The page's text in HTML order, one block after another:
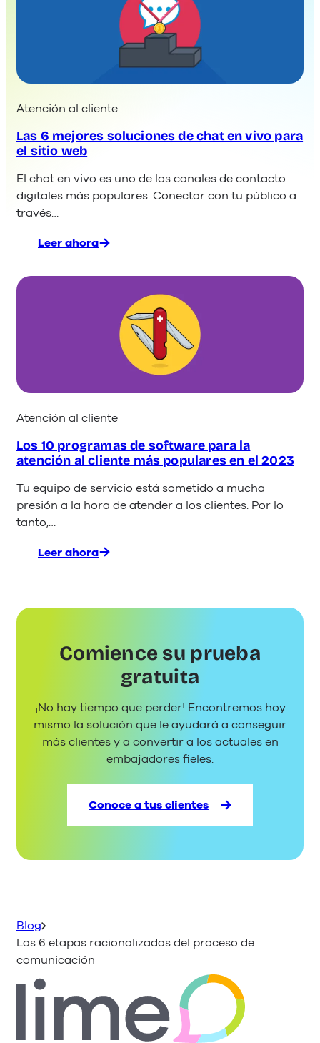
Atención al cliente
Las 6 mejores soluciones de chat en vivo para
el sitio web
El chat en vivo es uno de los canales de contacto
digitales más populares. Conectar con tu público a
través…
Leer ahora
:
6
soluciones
para
sitio
Atención al cliente
Los 10 programas de software para la
atención al cliente más populares en el 2023
Tu equipo de servicio está sometido a mucha
presión a la hora de atender a los clientes. Por lo
tanto,…
Leer ahora
:
programas
para
atención
al
cliente
más
populares
Comience su prueba
gratuita
¡No hay tiempo que perder! Encontremos hoy
mismo la solución que le ayudará a conseguir
más clientes y a convertir a los actuales en
embajadores fieles.
Conoce a tus clientes
Blog
Las 6 etapas racionalizadas del proceso de
comunicación